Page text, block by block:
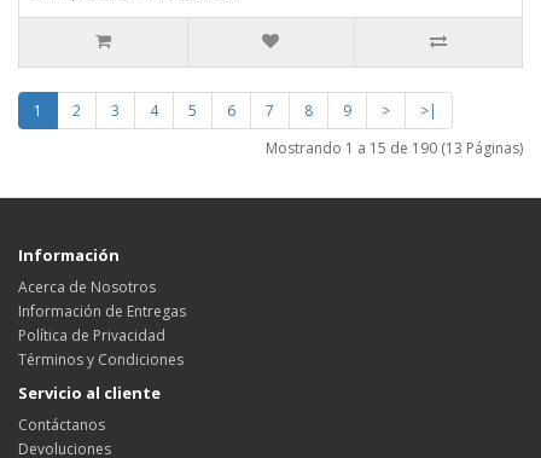
1 2 3 4 5 6 7 8 9 >
>|
Mostrando 1 a 15 de 190 (13 Páginas)
Información
Acerca de Nosotros
Información de Entregas
Política de Privacidad
Términos y Condiciones
Servicio al cliente
Contáctanos
Devoluciones